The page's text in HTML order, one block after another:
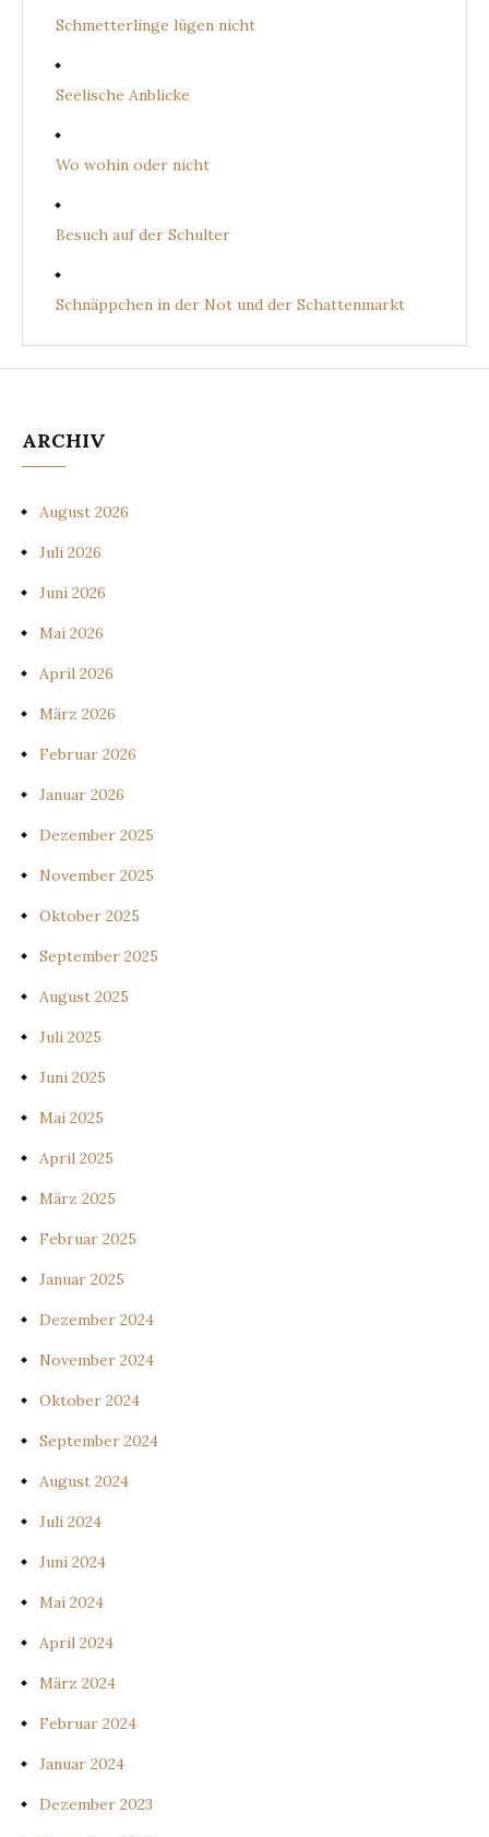
Schmetterlinge lügen nicht
Seelische Anblicke
Wo wohin oder nicht
Besuch auf der Schulter
Schnäppchen in der Not und der Schattenmarkt
ARCHIV
August 2026
Juli 2026
Juni 2026
Mai 2026
April 2026
März 2026
Februar 2026
Januar 2026
Dezember 2025
November 2025
Oktober 2025
September 2025
August 2025
Juli 2025
Juni 2025
Mai 2025
April 2025
März 2025
Februar 2025
Januar 2025
Dezember 2024
November 2024
Oktober 2024
September 2024
August 2024
Juli 2024
Juni 2024
Mai 2024
April 2024
März 2024
Februar 2024
Januar 2024
Dezember 2023